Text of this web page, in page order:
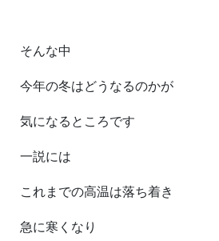
そんな中
今年の冬はどうなるのかが
気になるところです
一説には
これまでの高温は落ち着き
急に寒くなり